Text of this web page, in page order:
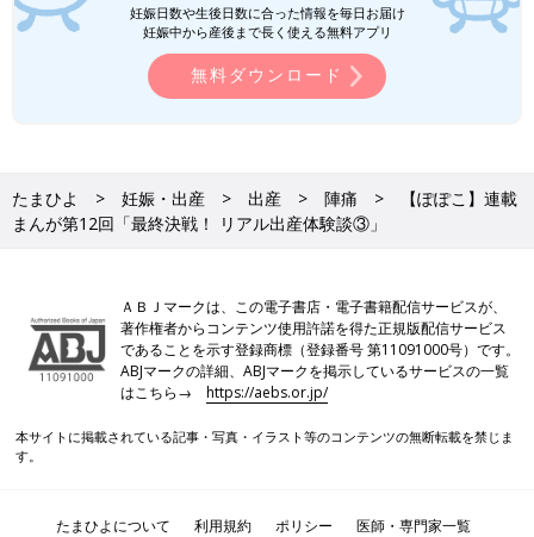
妊娠日数や生後日数に合った情報を毎日お届け
妊娠中から産後まで長く使える無料アプリ
無料ダウンロード
たまひよ 妊娠・出産 出産 陣痛
【ぽぽこ】連載
まんが第12回「最終決戦！ リアル出産体験談③」
ＡＢＪマークは、この電子書店・電子書籍配信サービスが、
著作権者からコンテンツ使用許諾を得た正規版配信サービス
であることを示す登録商標（登録番号 第11091000号）です。
ABJマークの詳細、ABJマークを掲示しているサービスの一覧
はこちら→https://aebs.or.jp/
本サイトに掲載されている記事・写真・イラスト等のコンテンツの無断転載を禁じま
す。
たまひよについて 利用規約 ポリシー 医師・専門家一覧